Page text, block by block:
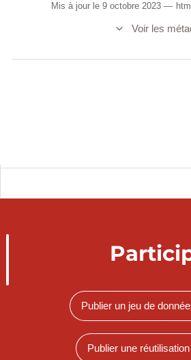
Mis à jour le 9 octobre 2023 html
Voir les
Publier un jeu de
Publier une réutilisation